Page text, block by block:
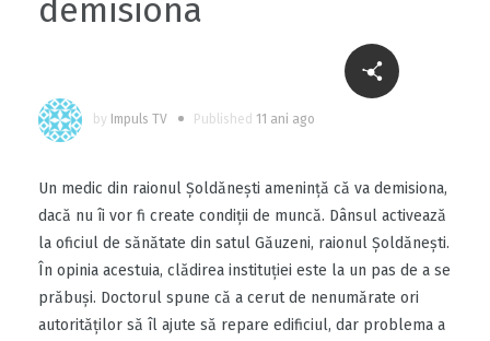
demisiona
by Impuls TV Published 11 ani ago
Un medic din raionul Şoldăneşti ameninţă că va demisiona,
dacă nu îi vor fi create condiţii de muncă. Dânsul activează
la oficiul de sănătate din satul Găuzeni, raionul Şoldăneşti.
În opinia acestuia, clădirea instituţiei este la un pas de a se
prăbuşi. Doctorul spune că a cerut de nenumărate ori
autorităţilor să îl ajute să repare edificiul, dar problema a